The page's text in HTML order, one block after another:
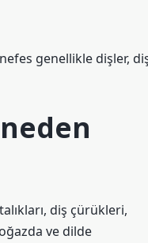
genellikle dişler,
diş çürükleri,
ve dilde